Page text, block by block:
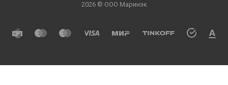
2026 © ООО Маринэк